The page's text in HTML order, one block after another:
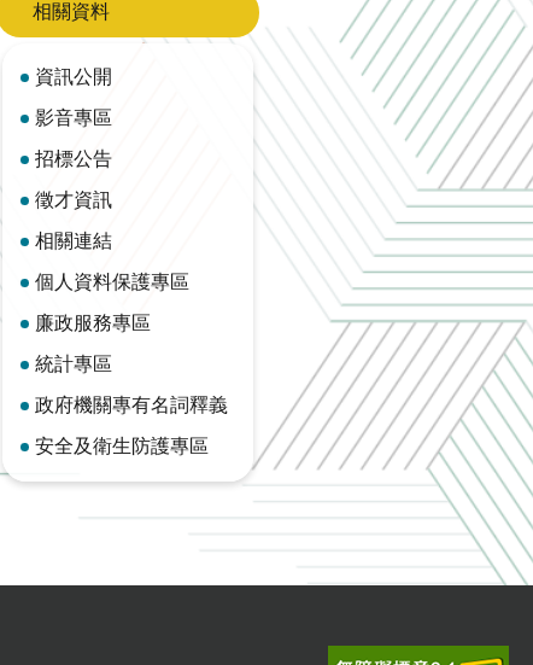
相關資料
資訊公開
影音專區
招標公告
徵才資訊
相關連結
個人資料保護專區
廉政服務專區
統計專區
政府機關專有名詞釋義
安全及衛生防護專區